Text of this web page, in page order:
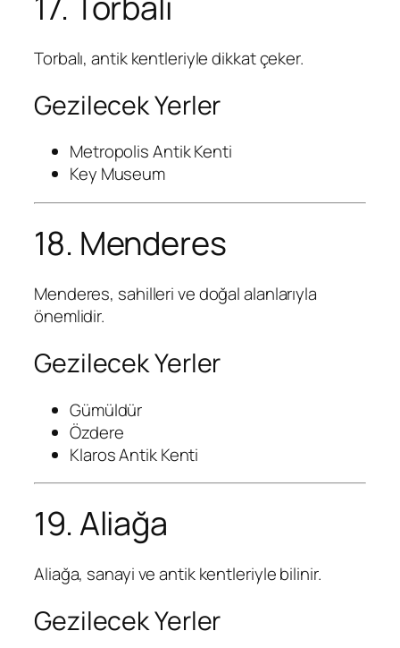
Torbalı, antik kentleriyle dikkat çeker.
Gezilecek Yerler
Metropolis Antik Kenti
Key Museum
18. Menderes
Menderes, sahilleri ve doğal alanlarıyla
önemlidir.
Gezilecek Yerler
Gümüldür
Özdere
Klaros Antik Kenti
19. Aliağa
Aliağa, sanayi ve antik kentleriyle bilinir.
Gezilecek Yerler